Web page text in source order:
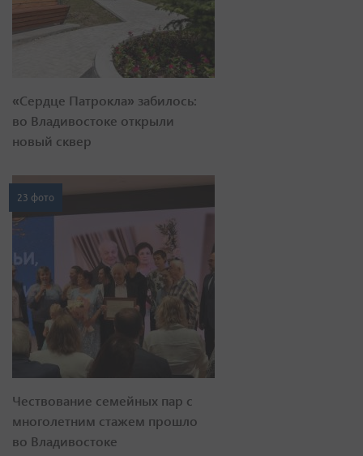
«Сердце Патрокла» забилось:
во Владивостоке открыли
новый сквер
23 фото
Чествование семейных пар с
многолетним стажем прошло
во Владивостоке